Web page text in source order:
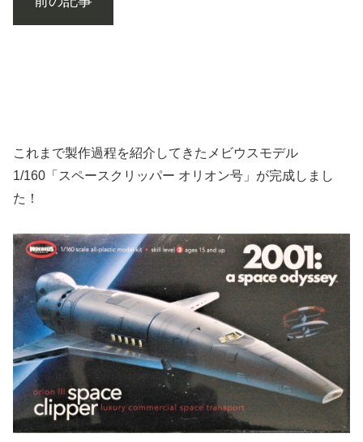
これまで製作過程を紹介してきたメビウスモデル
1/160「スペースクリッパー オリオン号」が完成しまし
た！